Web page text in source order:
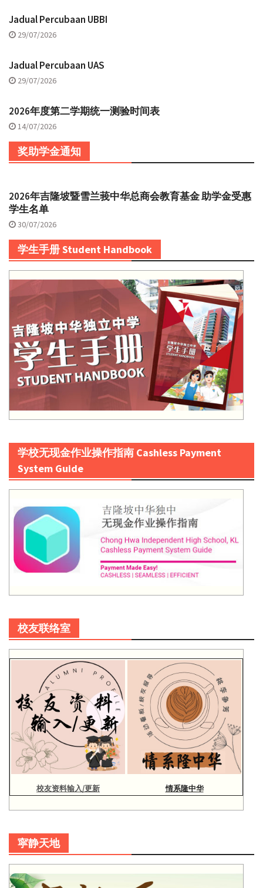
Jadual Percubaan UBBI
29/07/2026
Jadual Percubaan UAS
29/07/2026
2026年度第二学期统一测验时间表
14/07/2026
奖助学金通知
2026年吉隆坡暨雪兰莪中华总商会教育基金 助学金受惠
学生名单
30/07/2026
学生手册 Student Handbook
学校无现金作业操作指南 Cashless Payment
System Guide
校友联络室
校友资料输入/更新 情系隆中华
寜静天地